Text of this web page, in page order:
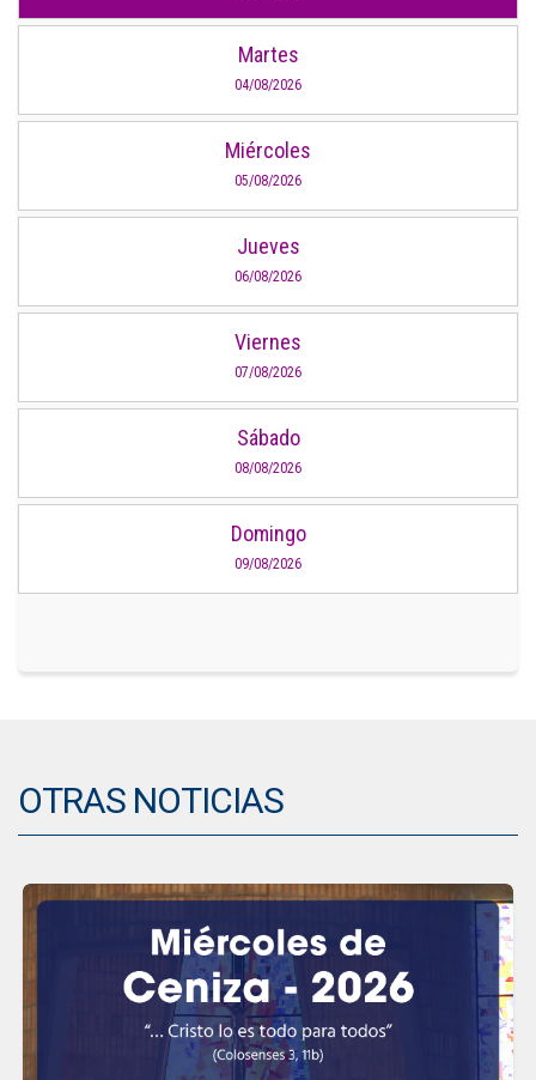
Martes
04/08/2026
Miércoles
05/08/2026
Jueves
06/08/2026
Viernes
07/08/2026
Sábado
08/08/2026
Domingo
09/08/2026
OTRAS NOTICIAS